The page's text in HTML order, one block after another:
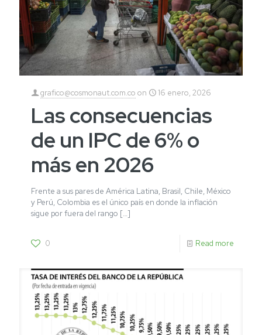
grafico@cosmonaut.com.co on 16 enero, 2026
Las consecuencias
de un IPC de 6% o
más en 2026
Frente a sus pares de América Latina, Brasil, Chile, México
y Perú, Colombia es el único país en donde la inflación
sigue por fuera del rango […]
0 Read more